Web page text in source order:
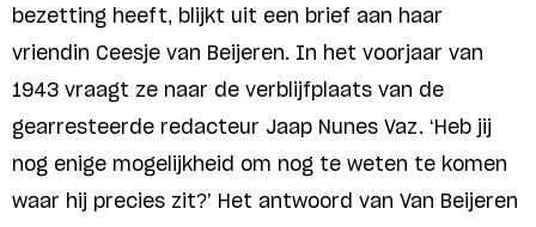
bezetting heeft, blijkt uit een brief aan haar
vriendin Ceesje van Beijeren. In het voorjaar van
1943 vraagt ze naar de verblijfplaats van de
gearresteerde redacteur Jaap Nunes Vaz. ‘Heb jij
nog enige mogelijkheid om nog te weten te komen
waar hij precies zit?’ Het antwoord van Van Beijeren